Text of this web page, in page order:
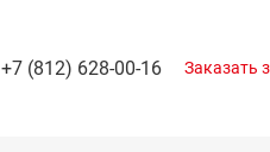
+7 (812) 628-00-16 Заказать